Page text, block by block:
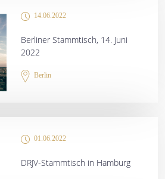
14.06.2022
Berliner Stammtisch, 14. Juni
2022
Berlin
01.06.2022
DRJV-Stammtisch in Hamburg